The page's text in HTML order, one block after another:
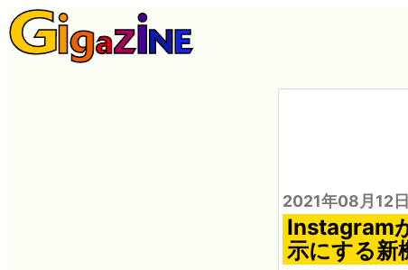
2021年08月12
Instagram
示にする新